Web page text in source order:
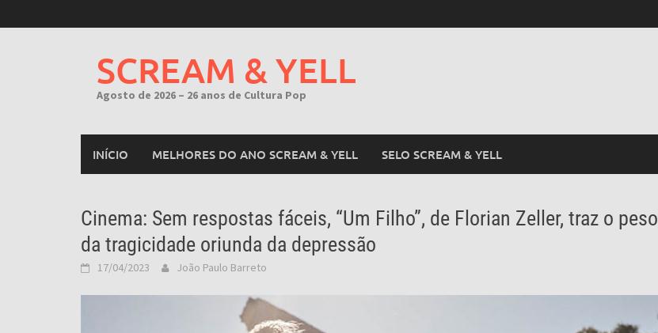
to
SCREAM & YELL
Agosto de 2026 – 26 anos de Cultura Pop
INÍCIO MELHORES DO ANO SCREAM & YELL SELO SCREAM & YELL
Cinema: Sem respostas fáceis, “Um Filho”, de Florian Zeller, traz o peso
da tragicidade oriunda da depressão
17/04/2023 João Paulo Barreto